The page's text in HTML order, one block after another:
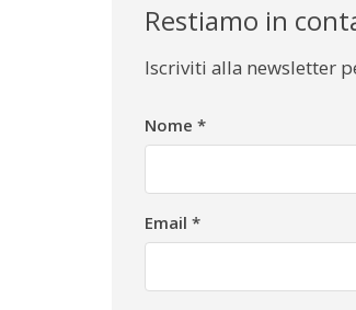
Restiamo in
Iscriviti alla newsletter
Fill
me
Nome *
Email *